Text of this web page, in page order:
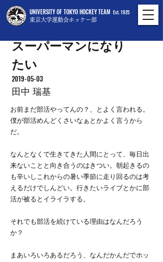
UNIVERSITY OF TOKYO HOCKEY TEAM
東京大学運動会ホッケー部
Est. 1925
スーパーマンになり
たい
2019-05-03
田中 瑞基
お前まだ部活やってんの？、とよく言われる。
僕が部活めんどくさいなぁとかよく言うから
だ。
なんとなくで生きてきた人間にとって、毎日出
来ないことと向き合うのはきつい。朝起きるの
も辛いしこれからの暑い季節に走り回るのは考
えるだけでしんどい。行きたいライブとかに部
活が被るとイライラする。
それでも部活を続けている理由はなんだろう
か？
まあいろいろあるだろう、なんだかんだでホッ